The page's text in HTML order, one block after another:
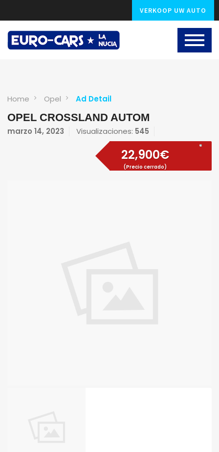
VERKOOP UW AUTO
Home Opel Ad Detail
OPEL CROSSLAND AUTOM
marzo 14, 2023 Visualizaciones: 545
22,900€
(Precio cerrado)